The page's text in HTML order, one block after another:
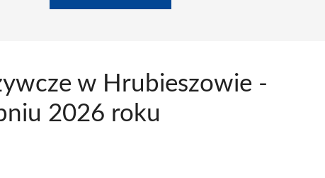
w Hrubieszowie -
2026 roku